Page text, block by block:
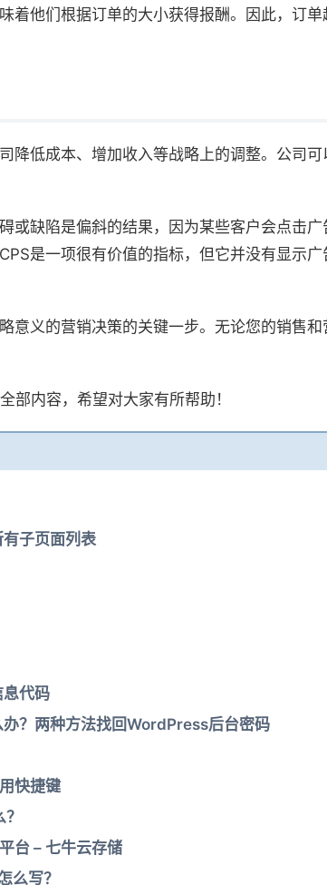
着他们根据订单的大小获得报酬。因此，订
降低成本、增加收入等战略上的调整。公司
或缺陷是偏斜的结果，因为某些客户会点击
是一项很有价值的指标，但它并没有显示
意义的营销决策的关键一步。无论您的销售
全部内容，希望对大家有所帮助！
子页面列表
代码
？两种方法找回WordPress后台密码
快捷键
台 – 七牛云存储
写？